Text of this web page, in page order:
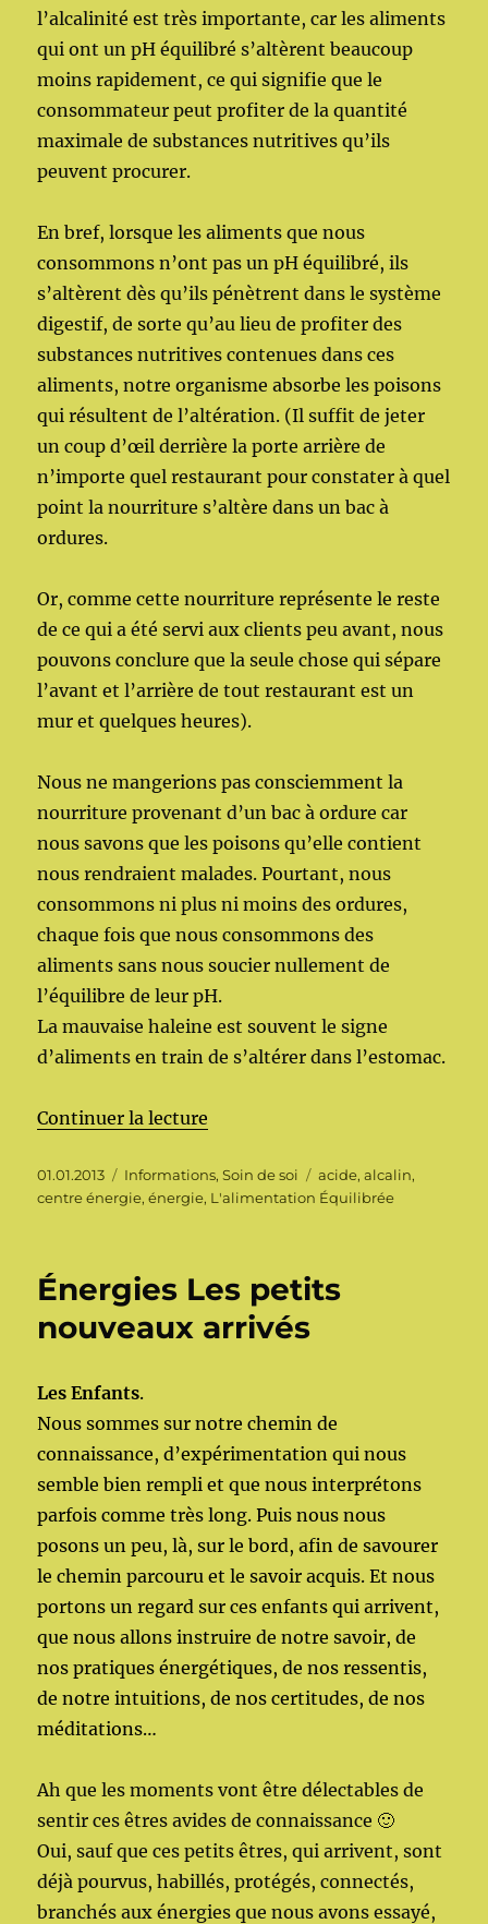
l’alcalinité est très importante, car les aliments
qui ont un pH équilibré s’altèrent beaucoup
moins rapidement, ce qui signifie que le
consommateur peut profiter de la quantité
maximale de substances nutritives qu’ils
peuvent procurer.
En bref, lorsque les aliments que nous
consommons n’ont pas un pH équilibré, ils
s’altèrent dès qu’ils pénètrent dans le système
digestif, de sorte qu’au lieu de profiter des
substances nutritives contenues dans ces
aliments, notre organisme absorbe les poisons
qui résultent de l’altération. (Il suffit de jeter
un coup d’œil derrière la porte arrière de
n’importe quel restaurant pour constater à quel
point la nourriture s’altère dans un bac à
ordures.
Or, comme cette nourriture représente le reste
de ce qui a été servi aux clients peu avant, nous
pouvons conclure que la seule chose qui sépare
l’avant et l’arrière de tout restaurant est un
mur et quelques heures).
Nous ne mangerions pas consciemment la
nourriture provenant d’un bac à ordure car
nous savons que les poisons qu’elle contient
nous rendraient malades. Pourtant, nous
consommons ni plus ni moins des ordures,
chaque fois que nous consommons des
aliments sans nous soucier nullement de
l’équilibre de leur pH.
La mauvaise haleine est souvent le signe
d’aliments en train de s’altérer dans l’estomac.
Continuer la lecture
Publié
le
01.01.2013 Catégories
Informations,Soin de soi Étiquettes
acide,alcalin,
centre énergie,énergie, L'alimentation Équilibrée
Énergies Les petits
nouveaux arrivés
Les Enfants.
Nous sommes sur notre chemin de
connaissance, d’expérimentation qui nous
semble bien rempli et que nous interprétons
parfois comme très long. Puis nous nous
posons un peu, là, sur le bord, afin de savourer
le chemin parcouru et le savoir acquis. Et nous
portons un regard sur ces enfants qui arrivent,
que nous allons instruire de notre savoir, de
nos pratiques énergétiques, de nos ressentis,
de notre intuitions, de nos certitudes, de nos
méditations…
Ah que les moments vont être délectables de
sentir ces êtres avides de connaissance 🙂
Oui, sauf que ces petits êtres, qui arrivent, sont
déjà pourvus, habillés, protégés, connectés,
branchés aux énergies que nous avons essayé,